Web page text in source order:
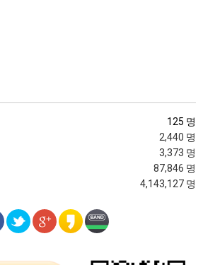
125 명
2,440 명
3,373 명
87,846 명
4,143,127 명